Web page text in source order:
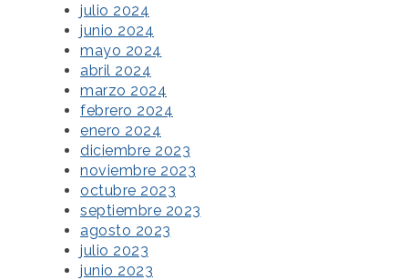
julio 2024
junio 2024
mayo 2024
abril 2024
marzo 2024
febrero 2024
enero 2024
diciembre 2023
noviembre 2023
octubre 2023
septiembre 2023
agosto 2023
julio 2023
junio 2023